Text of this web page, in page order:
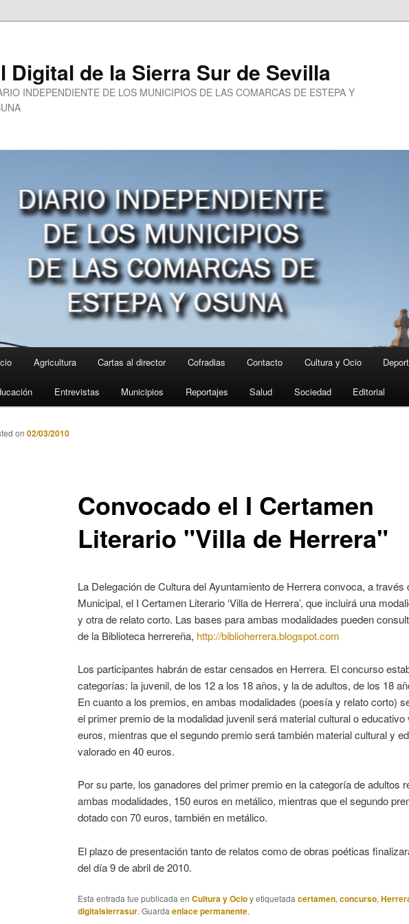
Digital de la Sierra Sur de Sevilla
INDEPENDIENTE DE LOS MUNICIPIOS DE LAS COMARCAS DE ESTEPA Y
Agricultura Cartas al director Cofradias Contacto Cultura y Ocio
Entrevistas Municipios Reportajes Salud Sociedad Editorial
Convocado el I Certamen
Literario "Villa de Herrera"
on 02/03/2010
La Delegación de Cultura del Ayuntamiento de Herrera convoca, a través
Municipal, el I Certamen Literario ‘Villa de Herrera’, que incluirá una
y otra de relato corto. Las bases para ambas modalidades pueden
de la Biblioteca herrereña, http://biblioherrera.blogspot.com
Los participantes habrán de estar censados en Herrera. El concurso
categorías: la juvenil, de los 12 a los 18 años, y la de adultos, de los 18
En cuanto a los premios, en ambas modalidades (poesía y relato corto)
el primer premio de la modalidad juvenil será material cultural o educativo
euros, mientras que el segundo premio será también material cultural y
valorado en 40 euros.
Por su parte, los ganadores del primer premio en la categoría de adultos
ambas modalidades, 150 euros en metálico, mientras que el segundo
dotado con 70 euros, también en metálico.
El plazo de presentación tanto de relatos como de obras poéticas
del día 9 de abril de 2010.
Esta entrada fue publicada en Cultura y Ocioy etiquetada certamen, concurso,
digitalsierrasur. Guarda enlace permanente.